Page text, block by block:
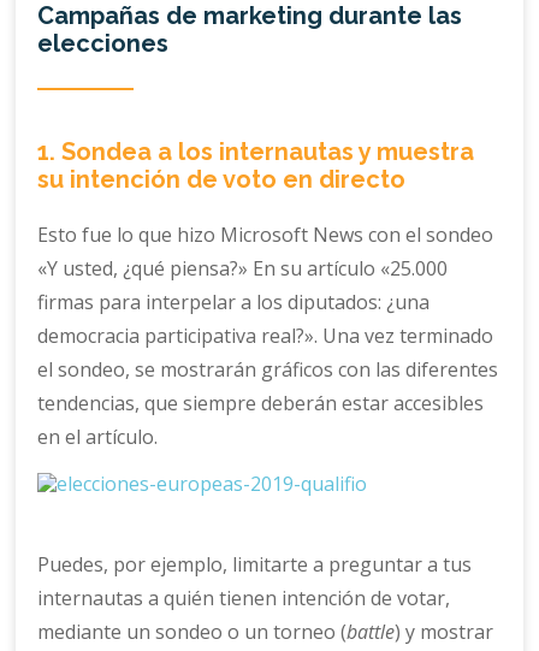
Campañas de marketing durante las
elecciones
1. Sondea a los internautas y muestra
su intención de voto en directo
Esto fue lo que hizo Microsoft News con el sondeo
«Y usted, ¿qué piensa?» En su artículo «25.000
firmas para interpelar a los diputados: ¿una
democracia participativa real?». Una vez terminado
el sondeo, se mostrarán gráficos con las diferentes
tendencias, que siempre deberán estar accesibles
en el artículo.
Puedes, por ejemplo, limitarte a preguntar a tus
internautas a quién tienen intención de votar,
mediante un sondeo o un torneo (battle) y mostrar